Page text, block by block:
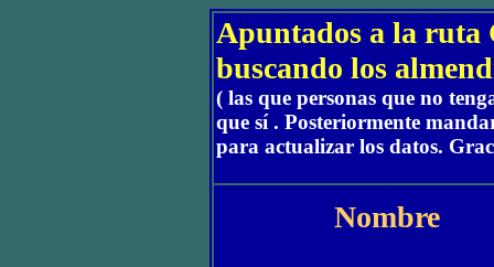
Apuntados a la ruta
buscando los
( las que personas que no
que sí . Posteriormente
para actualizar los datos.
Nombre